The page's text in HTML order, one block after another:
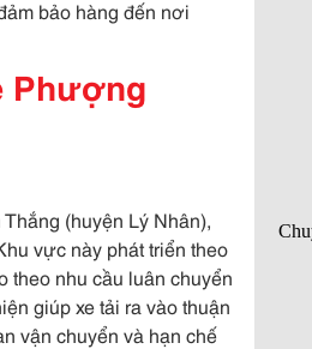
bảo hàng đến nơi
Phượng
(huyện Lý Nhân),
vực này phát triển theo
theo nhu cầu luân chuyển
giúp xe tải ra vào thuận
vận chuyển và hạn chế